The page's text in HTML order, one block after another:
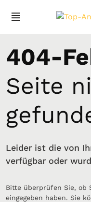
404-
Seite
Leider ist die von
verfügbar oder
Bitte überprüfen Sie, ob
eingegeben haben. Sie